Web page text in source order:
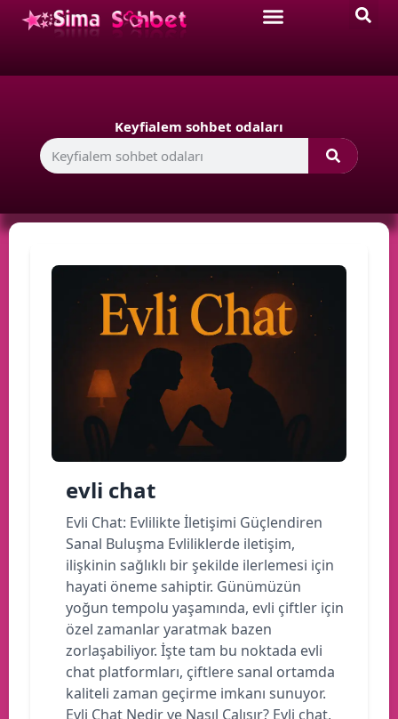
Keyfialem sohbet odaları
evli chat
Evli Chat: Evlilikte İletişimi Güçlendiren
Sanal Buluşma Evliliklerde iletişim,
ilişkinin sağlıklı bir şekilde ilerlemesi için
hayati öneme sahiptir. Günümüzün
yoğun tempolu yaşamında, evli çiftler için
özel zamanlar yaratmak bazen
zorlaşabiliyor. İşte tam bu noktada evli
chat platformları, çiftlere sanal ortamda
kaliteli zaman geçirme imkanı sunuyor.
Evli Chat Nedir ve Nasıl Çalışır? Evli chat,